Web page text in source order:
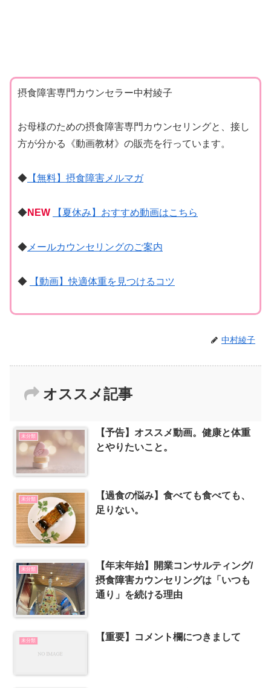
摂食障害専門カウンセラー中村綾子
お母様のための摂食障害専門カウンセリングと、接し
方が分かる《動画教材》の販売を行っています。
◆ 【無料】摂食障害メルマガ
◆NEW 【夏休み】おすすめ動画はこちら
◆ メールカウンセリングのご案内
◆ 【動画】快適体重を見つけるコツ
中村綾子
オススメ記事
未分類
【予告】オススメ動画。健康と体重
とやりたいこと。
未分類
【過食の悩み】食べても食べても、
足りない。
未分類
【年末年始】開業コンサルティング/
摂食障害カウンセリングは「いつも
通り」を続ける理由
未分類 【重要】コメント欄につきまして